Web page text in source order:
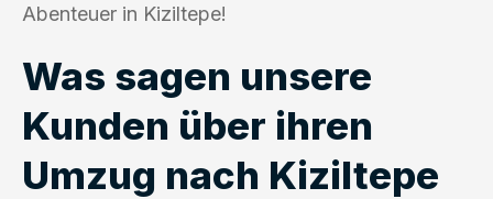
Abenteuer in Kiziltepe!
Was sagen unsere
Kunden über ihren
Umzug nach Kiziltepe